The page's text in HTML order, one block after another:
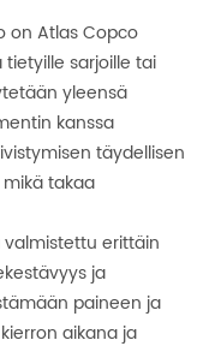
on Atlas Copco
sarjoille tai
yleensä
kanssa
täydellisen
takaa
valmistettu erittäin
ja
paineen ja
aikana ja